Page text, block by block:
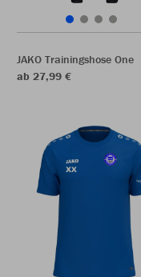
JAKO Trainingshose One
ab 27,99 €